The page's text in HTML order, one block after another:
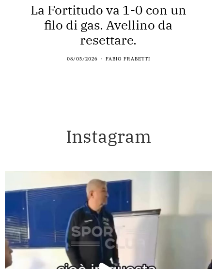
La Fortitudo va 1-0 con un
filo di gas. Avellino da
resettare.
08/05/2026 FABIO FRABETTI
Instagram